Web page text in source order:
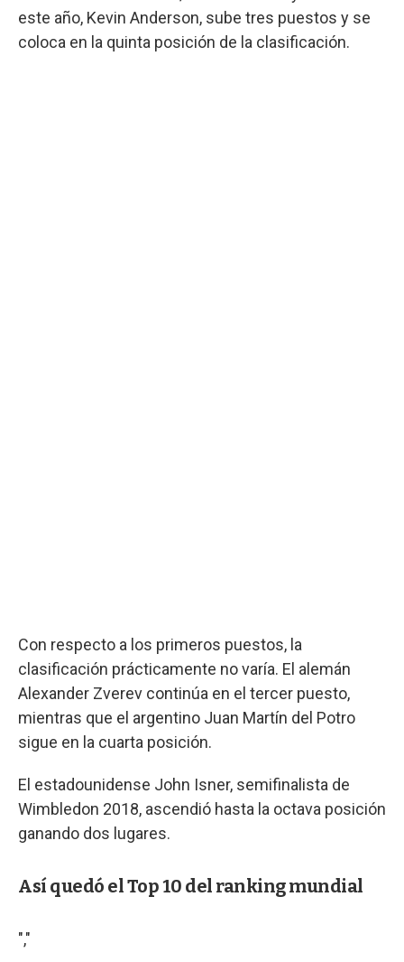
este año, Kevin Anderson, sube tres puestos y se
coloca en la quinta posición de la clasificación.
Con respecto a los primeros puestos, la
clasificación prácticamente no varía. El alemán
Alexander Zverev continúa en el tercer puesto,
mientras que el argentino Juan Martín del Potro
sigue en la cuarta posición.
El estadounidense John Isner, semifinalista de
Wimbledon 2018, ascendió hasta la octava posición
ganando dos lugares.
Así quedó el Top 10 del ranking mundial
","